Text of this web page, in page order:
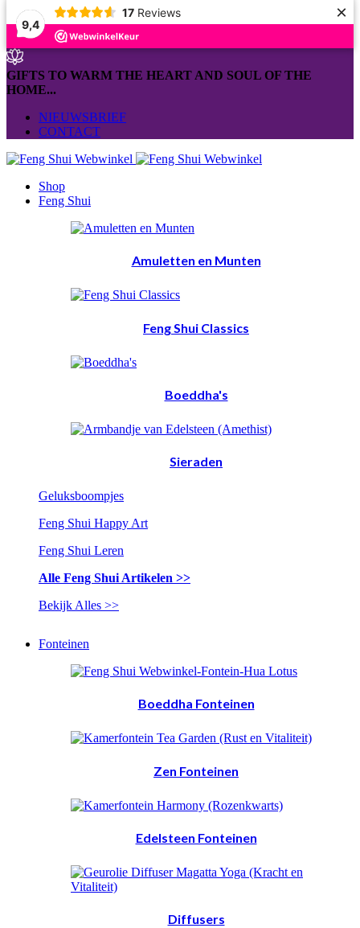
9,4
17 Reviews ×
GIFTS TO WARM THE HEART AND SOUL OF THE
HOME...
NIEUWSBRIEF
CONTACT
Shop
Feng Shui
Amuletten en Munten
Feng Shui Classics
Boeddha's
Sieraden
Geluksboompjes
Feng Shui Happy Art
Feng Shui Leren
Alle Feng Shui Artikelen >>
Bekijk Alles >>
Fonteinen
Boeddha Fonteinen
Zen Fonteinen
Edelsteen Fonteinen
Diffusers